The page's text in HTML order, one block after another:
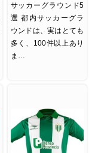
サッカーグラウンド5
選 都内サッカーグラ
ウンドは、実はとても
多く、100件以上あり
ま…